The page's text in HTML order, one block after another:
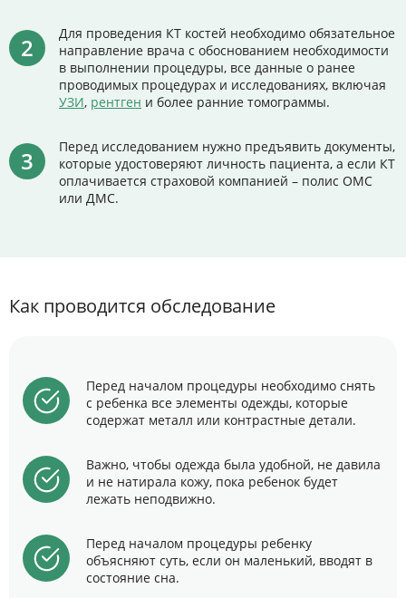
Для проведения КТ костей необходимо обязательное
направление врача с обоснованием необходимости
в выполнении процедуры, все данные о ранее
проводимых процедурах и исследованиях, включая
УЗИ, рентген и более ранние томограммы.
Перед исследованием нужно предъявить документы,
которые удостоверяют личность пациента, а если КТ
оплачивается страховой компанией – полис ОМС
или ДМС.
Как проводится обследование
Перед началом процедуры необходимо снять
с ребенка все элементы одежды, которые
содержат металл или контрастные детали.
Важно, чтобы одежда была удобной, не давила
и не натирала кожу, пока ребенок будет
лежать неподвижно.
Перед началом процедуры ребенку
объясняют суть, если он маленький, вводят в
состояние сна.